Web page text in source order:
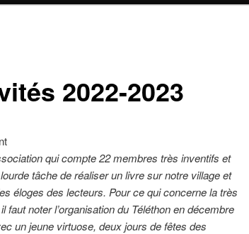
2022-2023
qui compte 22 membres très inventifs et
tâche de réaliser un livre sur notre village et
éloges des lecteurs. Pour ce qui concerne la très
faut noter l’organisation du Téléthon en décembre
un jeune virtuose, deux jours de fêtes des